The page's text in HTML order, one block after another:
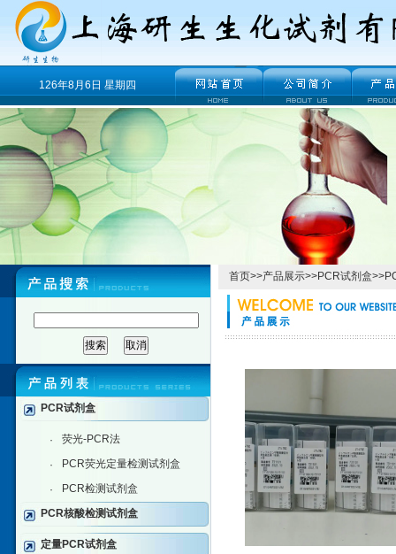
126年8月6日 星期四
PCR试剂盒
· 荧光-PCR法
· PCR荧光定量检测试剂盒
·
PCR检测试剂盒
PCR核酸检测试剂盒
定量PCR试剂盒
首页>>产品展示>>PCR试剂盒>>